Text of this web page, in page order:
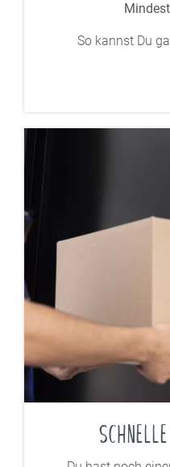
So kannst Du